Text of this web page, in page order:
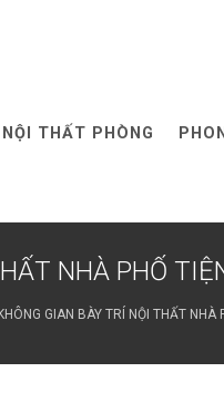
THẤT PHÒNG
NHÀ PHỐ
GIAN BÀY TRÍ NỘI THẤT